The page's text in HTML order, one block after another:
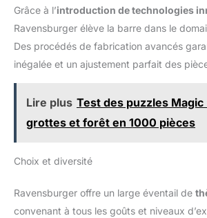
Grâce à l’introduction de technologies
Ravensburger élève la barre dans le
Des procédés de fabrication avancés
inégalée et un ajustement parfait des
Lire plus Test des puzzles Magic
grottes et forêt en 1000 pièces
Choix et diversité
Ravensburger offre un large éventail de
convenant à tous les goûts et niveaux